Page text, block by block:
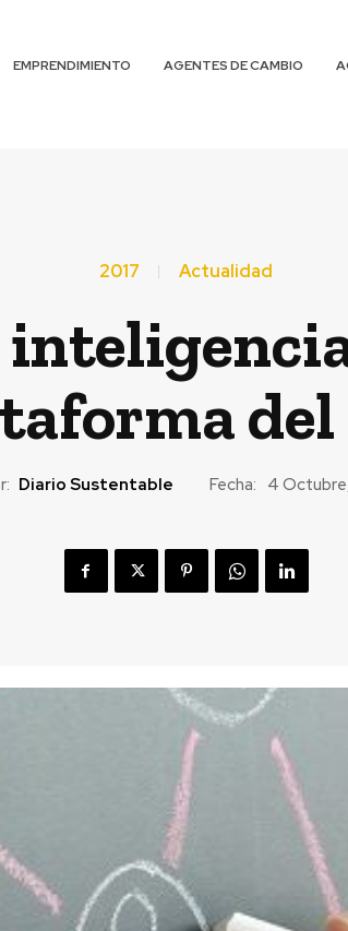
EMPRENDIMIENTO AGENTES DE CAMBIO
2017 Actualidad
del
Diario Sustentable Fecha: 4